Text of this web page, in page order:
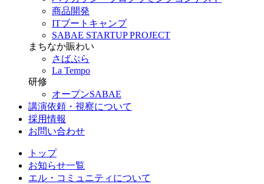
商品開発
ITブートキャンプ
SABAE STARTUP PROJECT
まちなか賑わい
さばぷら
La Tempo
研修
オープンSABAE
講演依頼・視察について
採用情報
お問い合わせ
トップ
お知らせ一覧
エル・コミュニティについて